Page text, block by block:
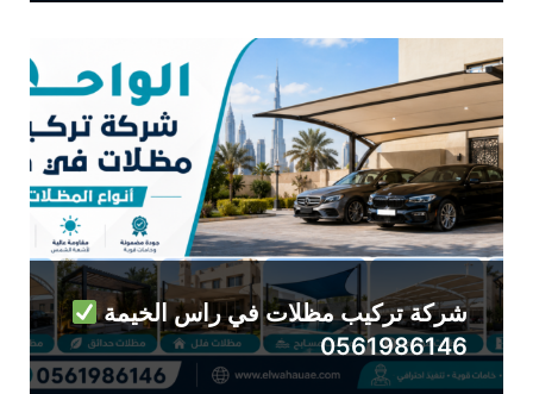
شركة تركيب مظلات في راس الخيمة
0561986146